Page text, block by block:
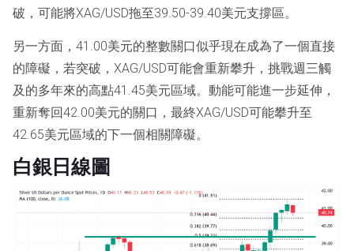
破，可能將XAG/USD拖至39.50-39.40美元支撐區。
另一方面，41.00美元的整數關口似乎現在成為了一個直接
的障礙，若突破，XAG/USD可能會重新攀升，挑戰週三觸
及的多年來的高點41.45美元區域。動能可能進一步延伸，
重新奪回42.00美元的關口，最終XAG/USD可能攀升至
42.65美元區域的下一個相關障礙。
白銀日線圖